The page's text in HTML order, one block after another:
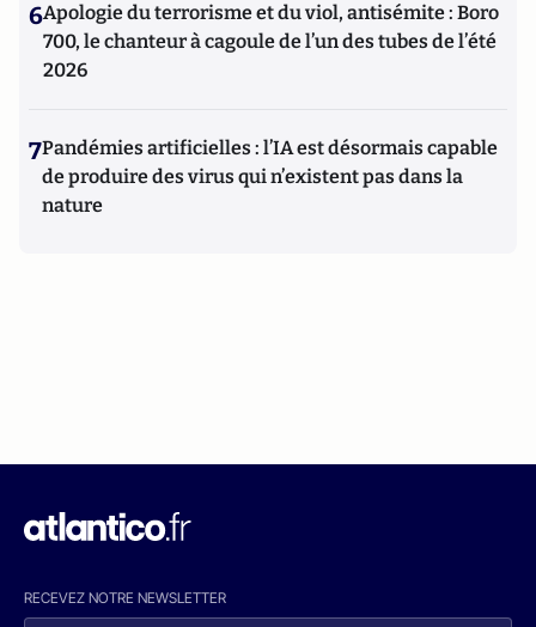
6Apologie du terrorisme et du viol, antisémite : Boro
700, le chanteur à cagoule de l’un des tubes de l’été
2026
7Pandémies artificielles : l’IA est désormais capable
de produire des virus qui n’existent pas dans la
nature
RECEVEZ NOTRE NEWSLETTER